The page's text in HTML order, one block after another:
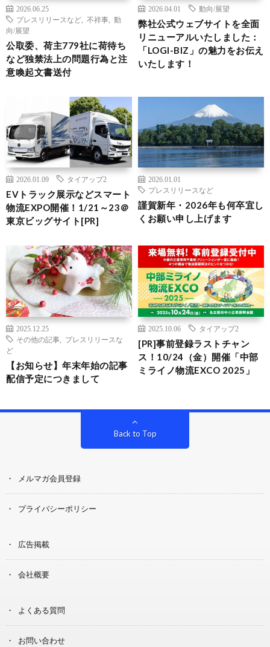
2026.06.25
プレスリリースなど
不祥事
動
向/展望
公取委、荷主779社に荷待ち
など独禁法上の問題行為と注
意喚起文書送付
2026.04.01 動向/展望
弊社公式ウェブサイトを全面
リニューアルいたしました：
「LOGI-BIZ」の魅力をお伝え
いたします！
2026.01.09 タイアップ2
EVトラック展示などスマート
物流EXPO開催！1/21～23＠
東京ビッグサイト[PR]
2026.01.01
プレスリリースなど
謹賀新年・2026年も何卒宜し
くお願い申し上げます
2025.12.25
その他の記事
プレスリリースな
ど
【お知らせ】年末年始の記事
配信予定につきまして
2025.10.06 タイアップ2
[PR]事前登録ラストチャン
ス！10/24（金）開催「中部
ミライノ物流EXCO 2025」
Back to Top
メルマガ会員登録
プライバシーポリシー
広告掲載
会社概要
よくある質問
お問い合わせ